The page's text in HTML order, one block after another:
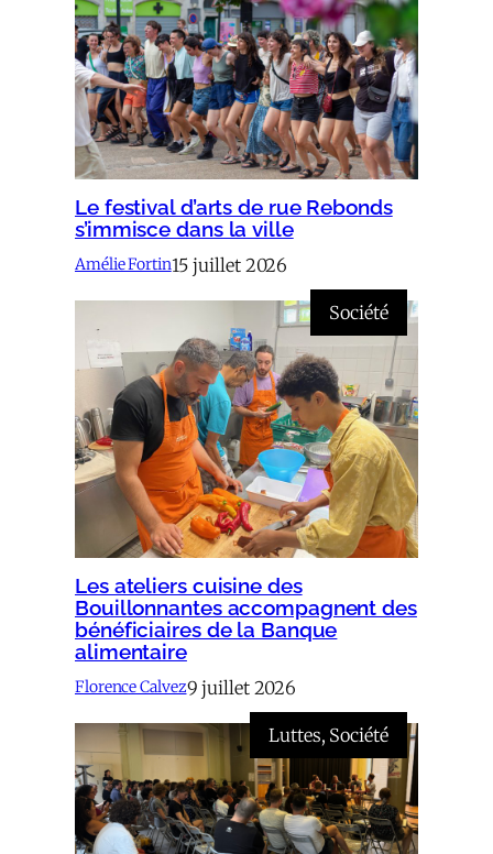
Le festival d’arts de rue Rebonds
s’immisce dans la ville
Amélie Fortin15 juillet 2026
Société
Les ateliers cuisine des
Bouillonnantes accompagnent des
bénéficiaires de la Banque
alimentaire
Florence Calvez9 juillet 2026
Luttes, Société